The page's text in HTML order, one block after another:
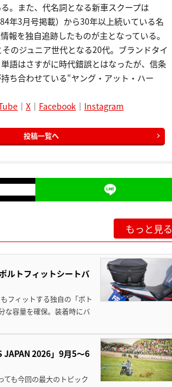
。また、代名詞となる新車スクープは
年3月号掲載）から30年以上続いている名
報を独自追跡したものが主となっている。
のジュニア世代となる20代。ブランドタイ
語はさすがに時代錯誤とはなったが、信条
ち合わせている“ヤング・アット・ハー
｜ X｜ Facebook｜ Instagram
投稿一覧へ
もっと見る
ルトフィットシートバ
フィットする独自の「ボト
な容量を確保。装着時にバ
JAPAN 2026」9月5〜6
ても今回の最大のトピック